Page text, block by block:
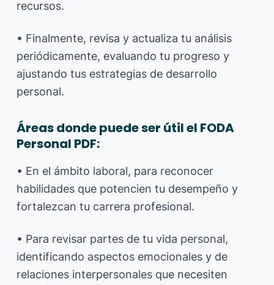
recursos.
• Finalmente, revisa y actualiza tu análisis
periódicamente, evaluando tu progreso y
ajustando tus estrategias de desarrollo
personal.
Áreas donde puede ser útil el FODA
Personal PDF:
• En el ámbito laboral, para reconocer
habilidades que potencien tu desempeño y
fortalezcan tu carrera profesional.
• Para revisar partes de tu vida personal,
identificando aspectos emocionales y de
relaciones interpersonales que necesiten